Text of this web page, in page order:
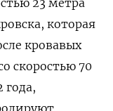
23 метра
которая
кровавых
скоростью 70
года,